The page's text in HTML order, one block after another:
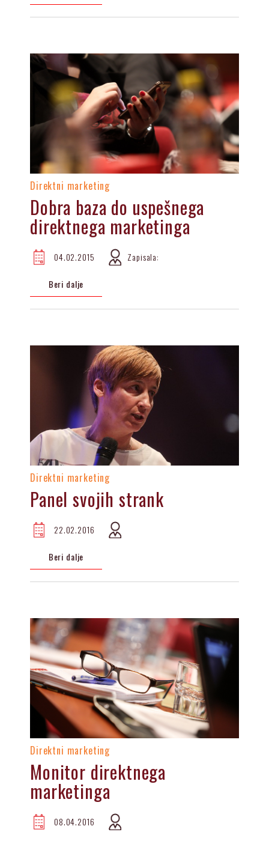
Direktni marketing
Dobra baza do uspešnega
direktnega marketinga
04.02.2015 Zapisala:
Beri dalje
Direktni marketing
Panel svojih strank
22.02.2016
Beri dalje
Direktni marketing
Monitor direktnega
marketinga
08.04.2016